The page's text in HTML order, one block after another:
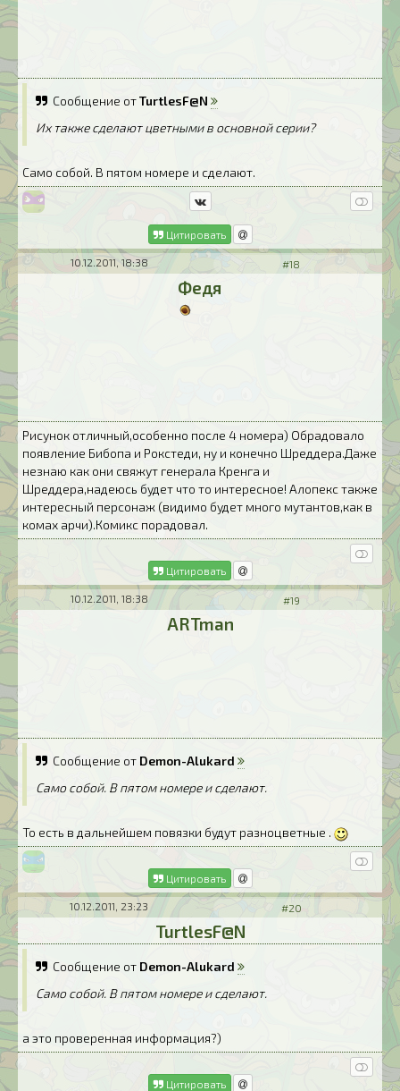
Сообщение отTurtlesF@N
Их также сделают цветными в основной серии?
Само собой. В пятом номере и сделают.
Цитировать
10.12.2011, 18:38 #18
Федя
Рисунок отличный,особенно после 4 номера) Обрадовало
появление Бибопа и Рокстеди, ну и конечно Шреддера.Даже
незнаю как они свяжут генерала Кренга и
Шреддера,надеюсь будет что то интересное! Алопекс также
интересный персонаж (видимо будет много мутантов,как в
комах арчи).Комикс порадовал.
Цитировать
10.12.2011, 18:38 #19
ARTman
Сообщение от Demon-Alukard
Само собой. В пятом номере и сделают.
То есть в дальнейшем повязки будут разноцветные .
Цитировать
10.12.2011, 23:23 #20
TurtlesF@N
Сообщение от Demon-Alukard
Само собой. В пятом номере и сделают.
а это проверенная информация?)
Цитировать